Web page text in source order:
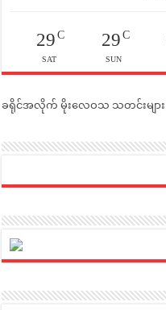
29C
SAT
29C
SUN
ခရိုင်အလိုက် မိုးလေဝသ သတင်းများ